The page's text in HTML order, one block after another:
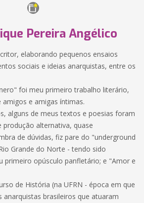
Pereira Angélico
elaborando pequenos ensaios
sociais e ideias anarquistas, entre os
foi meu primeiro trabalho literário,
e amigas íntimas.
alguns de meus textos e poesias foram
produção alternativa, quase
de dúvidas, fiz pare do "underground
Grande do Norte - tendo sido
primeiro opúsculo panfletário; e "Amor e
de História (na UFRN - época em que
brasileiros que atuaram